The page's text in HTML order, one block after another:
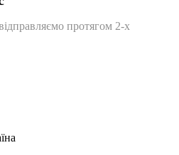
протягом 2-х